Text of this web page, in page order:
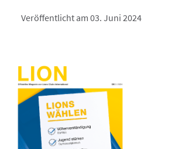
Veröffentlicht am 03. Juni 2024